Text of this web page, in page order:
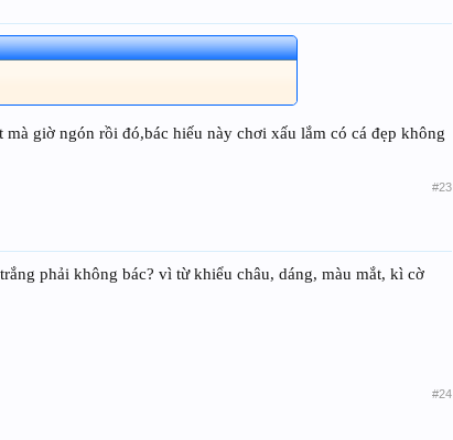
giờ ngón rồi đó,bác hiếu này chơi xấu lắm có cá đẹp không
#23
phải không bác? vì từ khiểu châu, dáng, màu mắt, kì cờ
#24